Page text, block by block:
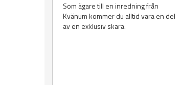
Som ägare till en inredning från
Kvänum kommer du alltid vara en del
av en exklusiv skara.